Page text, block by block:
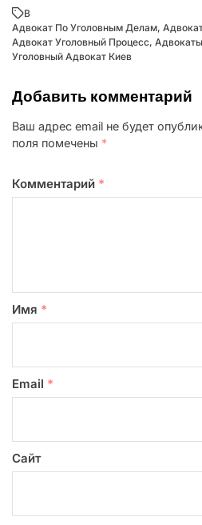
В
Адвокат По Уголовным Делам,
Адвокат Уголовный Процесс,
Уголовный Адвокат Киев
Добавить комментарий
Ваш адрес email не будет
поля помечены *
Комментарий *
Имя *
Email *
Сайт